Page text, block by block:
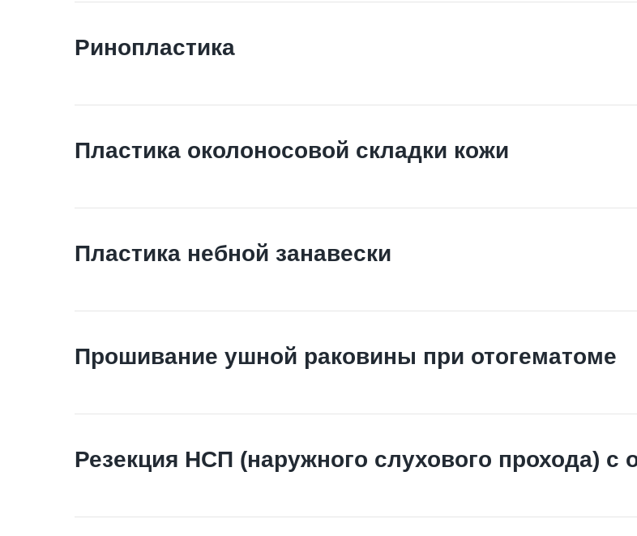
Ринопластика
Пластика околоносовой складки кожи
Пластика небной занавески
Прошивание ушной раковины при отогематоме
Резекция НСП (наружного слухового прохода) с